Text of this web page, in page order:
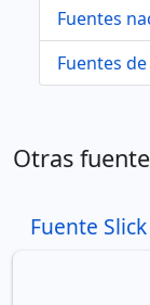
Fuentes
Fuentes
Otras
Fuente Slick